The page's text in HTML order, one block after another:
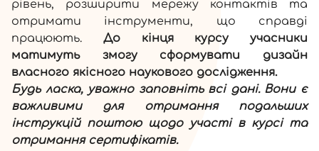
рівень, розширити мережу контактів та
отримати інструменти, що справді
працюють. До кінця курсу учасники
матимуть змогу сформувати дизайн
власного якісного наукового дослідження.
Будь ласка, уважно заповніть всі дані. Вони є
важливими для отримання подальших
інструкцій поштою щодо участі в курсі та
отримання сертифікатів.